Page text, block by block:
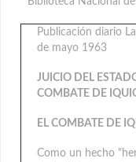
Publicación diario
de mayo 1963
JUICIO DEL
COMBATE DE
EL COMBATE DE
Como un hecho